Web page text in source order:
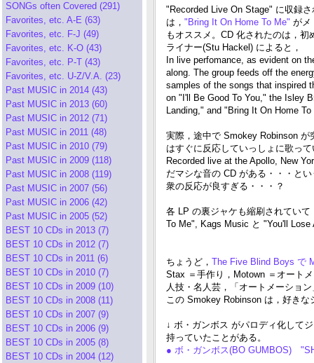
SONGs often Covered (291)
Favorites, etc. A-E (63)
Favorites, etc. F-J (49)
Favorites, etc. K-O (43)
Favorites, etc. P-T (43)
Favorites, etc. U-Z/V.A. (23)
Past MUSIC in 2014 (43)
Past MUSIC in 2013 (60)
Past MUSIC in 2012 (71)
Past MUSIC in 2011 (48)
Past MUSIC in 2010 (79)
Past MUSIC in 2009 (118)
Past MUSIC in 2008 (119)
Past MUSIC in 2007 (56)
Past MUSIC in 2006 (42)
Past MUSIC in 2005 (52)
BEST 10 CDs in 2013 (7)
BEST 10 CDs in 2012 (7)
BEST 10 CDs in 2011 (6)
BEST 10 CDs in 2010 (7)
BEST 10 CDs in 2009 (10)
BEST 10 CDs in 2008 (11)
BEST 10 CDs in 2007 (9)
BEST 10 CDs in 2006 (9)
BEST 10 CDs in 2005 (8)
BEST 10 CDs in 2004 (12)
"Recorded Live On Stage" に収録
は， "Bring It On Home To Me" がメ
もオススメ。CD 化されたのは，初
ライナー(Stu Hackel) によると，
In live perfomance, as evident on
along. The group feeds off the
samples of the songs that inspired
on "I'll Be Good To You," the Isley
Landing," and "Bring It On Home
実際，途中で Smokey Robinson
はすぐに反応していっしょに歌っ
Recorded live at the Apollo, New
だマシな音の CD がある・・・と
衆の反応が良すぎる・・・？
各 LP の裏ジャケも縮刷されてい
To Me", Kags Music と "You'll
ちょうど， The Five Blind Boys で
Stax ＝手作り，Motown ＝オート
人技・名人芸，「オートメーショ
この Smokey Robinson は，好きな
↓ ボ・ガンボス がパロディ化して
持っていたことがある。
● ボ・ガンボス(BO GUMBOS)